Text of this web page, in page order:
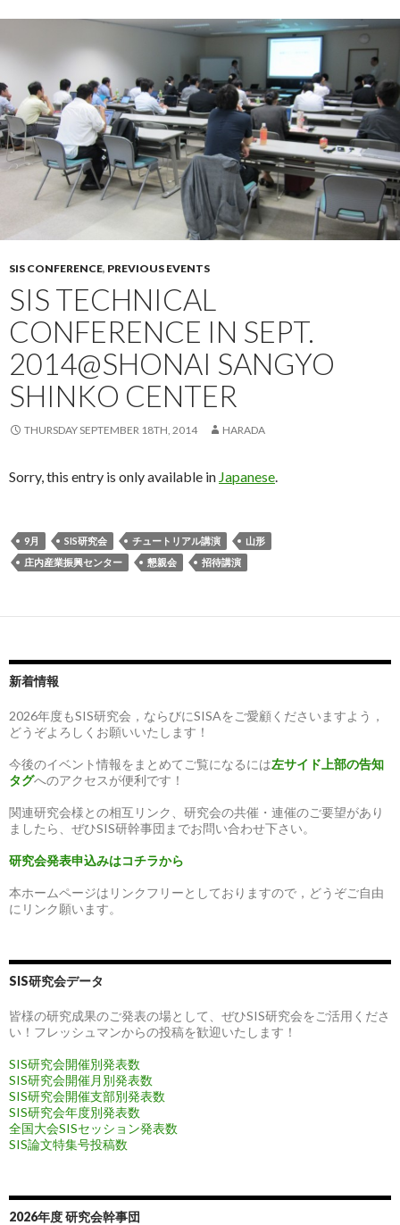
SIS CONFERENCE, PREVIOUS EVENTS
SIS TECHNICAL
CONFERENCE IN SEPT.
2014@SHONAI SANGYO
SHINKO CENTER
THURSDAY SEPTEMBER 18TH, 2014 HARADA
Sorry, this entry is only available in Japanese.
9月 SIS研究会 チュートリアル講演
山形
庄内産業振興センター
懇親会 招待講演
新着情報
2026年度もSIS研究会，ならびにSISAをご愛顧くださいますよう，
どうぞよろしくお願いいたします！
今後のイベント情報をまとめてご覧になるには左サイド上部の告知
タグへのアクセスが便利です！
関連研究会様との相互リンク、研究会の共催・連催のご要望があり
ましたら、ぜひSIS研幹事団までお問い合わせ下さい。
研究会発表申込みはコチラから
本ホームページはリンクフリーとしておりますので，どうぞご自由
にリンク願います。
SIS研究会データ
皆様の研究成果のご発表の場として、ぜひSIS研究会をご活用くださ
い！フレッシュマンからの投稿を歓迎いたします！
SIS研究会開催別発表数
SIS研究会開催月別発表数
SIS研究会開催支部別発表数
SIS研究会年度別発表数
全国大会SISセッション発表数
SIS論文特集号投稿数
2026年度 研究会幹事団